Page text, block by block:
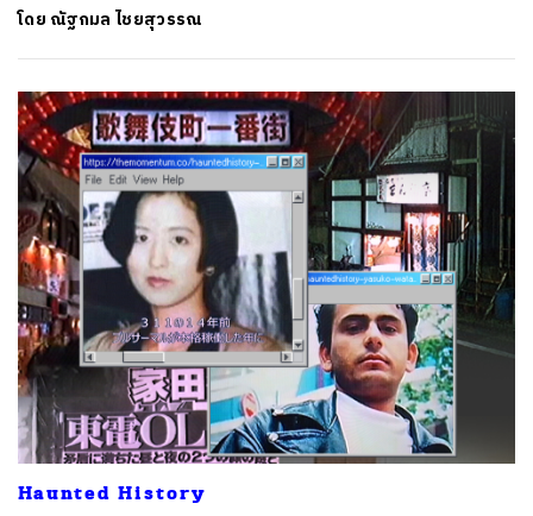
โดย ณัฐกมล ไชยสุวรรณ
Haunted History